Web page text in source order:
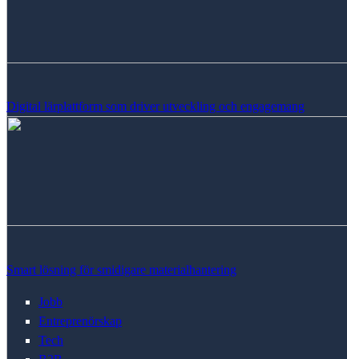
Digital lärplattform som driver utveckling och engagemang
Smart lösning för smidigare materialhantering
Jobb
Entreprenörskap
Tech